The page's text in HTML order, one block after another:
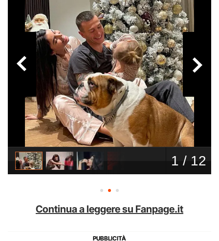
Continua a leggere su Fanpage.it